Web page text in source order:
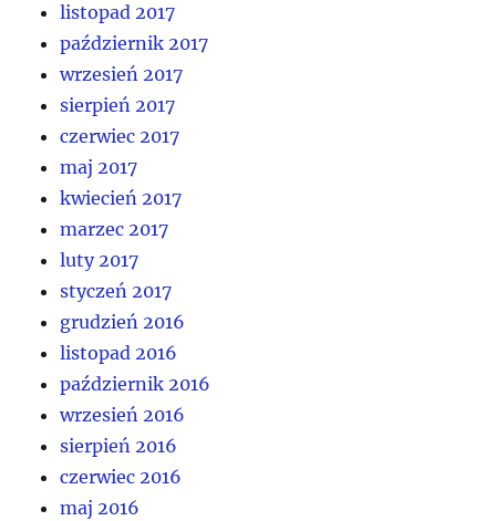
listopad 2017
październik 2017
wrzesień 2017
sierpień 2017
czerwiec 2017
maj 2017
kwiecień 2017
marzec 2017
luty 2017
styczeń 2017
grudzień 2016
listopad 2016
październik 2016
wrzesień 2016
sierpień 2016
czerwiec 2016
maj 2016